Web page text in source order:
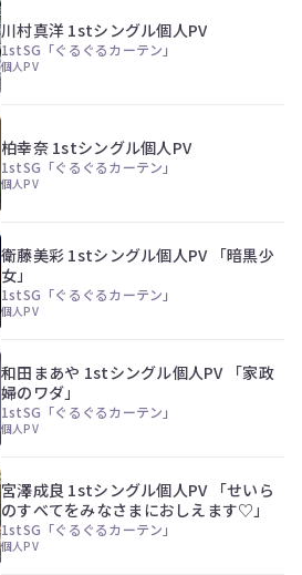
川村真洋 1stシングル個人PV
1stSG「ぐるぐるカーテン」
個人PV
柏幸奈 1stシングル個人PV
1stSG「ぐるぐるカーテン」
個人PV
衛藤美彩 1stシングル個人PV 「暗黒少
女」
1stSG「ぐるぐるカーテン」
個人PV
和田まあや 1stシングル個人PV 「家政
婦のワダ」
1stSG「ぐるぐるカーテン」
個人PV
宮澤成良 1stシングル個人PV 「せいら
のすべてをみなさまにおしえます♡」
1stSG「ぐるぐるカーテン」
個人PV